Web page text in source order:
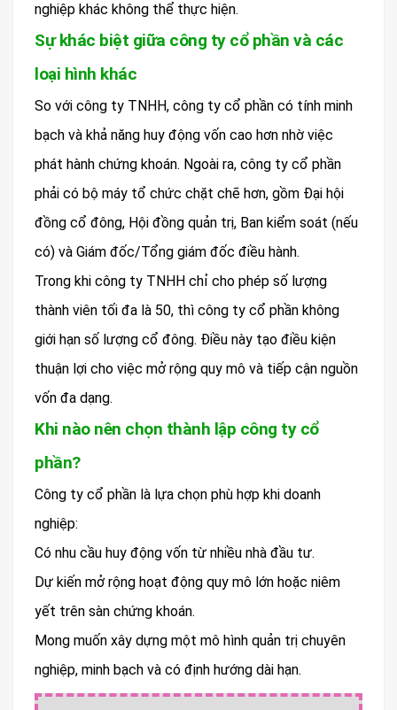
nghiệp khác không thể thực hiện.
Sự khác biệt giữa công ty cổ phần và các
loại hình khác
So với công ty TNHH, công ty cổ phần có tính minh
bạch và khả năng huy động vốn cao hơn nhờ việc
phát hành chứng khoán. Ngoài ra, công ty cổ phần
phải có bộ máy tổ chức chặt chẽ hơn, gồm Đại hội
đồng cổ đông, Hội đồng quản trị, Ban kiểm soát (nếu
có) và Giám đốc/Tổng giám đốc điều hành.
Trong khi công ty TNHH chỉ cho phép số lượng
thành viên tối đa là 50, thì công ty cổ phần không
giới hạn số lượng cổ đông. Điều này tạo điều kiện
thuận lợi cho việc mở rộng quy mô và tiếp cận nguồn
vốn đa dạng.
Khi nào nên chọn thành lập công ty cổ
phần?
Công ty cổ phần là lựa chọn phù hợp khi doanh
nghiệp:
Có nhu cầu huy động vốn từ nhiều nhà đầu tư.
Dự kiến mở rộng hoạt động quy mô lớn hoặc niêm
yết trên sàn chứng khoán.
Mong muốn xây dựng một mô hình quản trị chuyên
nghiệp, minh bạch và có định hướng dài hạn.